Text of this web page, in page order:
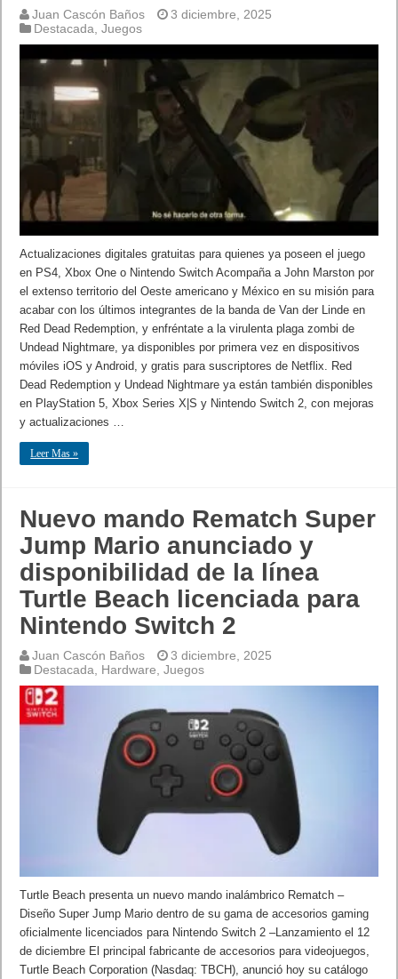
Juan Cascón Baños
3 diciembre, 2025
Destacada,Juegos
Actualizaciones digitales gratuitas para quienes ya poseen el juego
en PS4, Xbox One o Nintendo Switch Acompaña a John Marston por
el extenso territorio del Oeste americano y México en su misión para
acabar con los últimos integrantes de la banda de Van der Linde en
Red Dead Redemption, y enfréntate a la virulenta plaga zombi de
Undead Nightmare, ya disponibles por primera vez en dispositivos
móviles iOS y Android, y gratis para suscriptores de Netflix. Red
Dead Redemption y Undead Nightmare ya están también disponibles
en PlayStation 5, Xbox Series X|S y Nintendo Switch 2, con mejoras
y actualizaciones …
Leer Mas »
Nuevo mando Rematch Super
Jump Mario anunciado y
disponibilidad de la línea
Turtle Beach licenciada para
Nintendo Switch 2
Juan Cascón Baños
3 diciembre, 2025
Destacada
Hardware ,Juegos
Turtle Beach presenta un nuevo mando inalámbrico Rematch –
Diseño Super Jump Mario dentro de su gama de accesorios gaming
oficialmente licenciados para Nintendo Switch 2 –Lanzamiento el 12
de diciembre El principal fabricante de accesorios para videojuegos,
Turtle Beach Corporation (Nasdaq: TBCH), anunció hoy su catálogo